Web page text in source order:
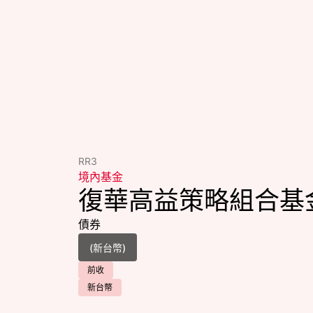
RR3
境內基金
復華高益策略組合基
債券
前收
新台幣